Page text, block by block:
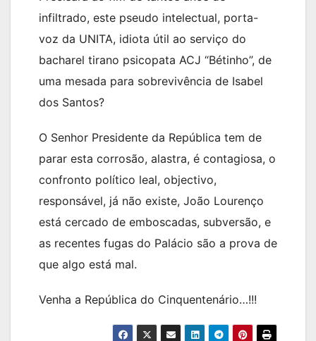
infiltrado, este pseudo intelectual, porta-
voz da UNITA, idiota útil ao serviço do
bacharel tirano psicopata ACJ “Bétinho”, de
uma mesada para sobrevivência de Isabel
dos Santos?
O Senhor Presidente da República tem de
parar esta corrosão, alastra, é contagiosa, o
confronto político leal, objectivo,
responsável, já não existe, João Lourenço
está cercado de emboscadas, subversão, e
as recentes fugas do Palácio são a prova de
que algo está mal.
Venha a República do Cinquentenário…!!!